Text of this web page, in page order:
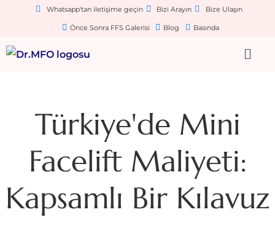
Whatsapp'tan iletişime geçin Bizi Arayın Bize Ulaşın
Önce Sonra FFS Galerisi Blog Basında
Türkiye'de Mini
Facelift Maliyeti:
Kapsamlı Bir Kılavuz